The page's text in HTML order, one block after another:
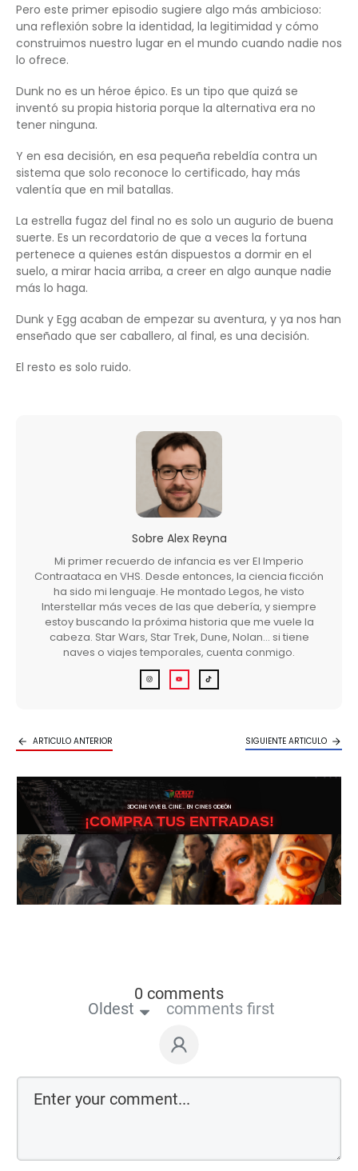
Pero este primer episodio sugiere algo más ambicioso:
una reflexión sobre la identidad, la legitimidad y cómo
construimos nuestro lugar en el mundo cuando nadie nos
lo ofrece.
Dunk no es un héroe épico. Es un tipo que quizá se
inventó su propia historia porque la alternativa era no
tener ninguna.
Y en esa decisión, en esa pequeña rebeldía contra un
sistema que solo reconoce lo certificado, hay más
valentía que en mil batallas.
La estrella fugaz del final no es solo un augurio de buena
suerte. Es un recordatorio de que a veces la fortuna
pertenece a quienes están dispuestos a dormir en el
suelo, a mirar hacia arriba, a creer en algo aunque nadie
más lo haga.
Dunk y Egg acaban de empezar su aventura, y ya nos han
enseñado que ser caballero, al final, es una decisión.
El resto es solo ruido.
Sobre Alex Reyna
Mi primer recuerdo de infancia es ver El Imperio
Contraataca en VHS. Desde entonces, la ciencia ficción
ha sido mi lenguaje. He montado Legos, he visto
Interstellar más veces de las que debería, y siempre
estoy buscando la próxima historia que me vuele la
cabeza. Star Wars, Star Trek, Dune, Nolan… si tiene
naves o viajes temporales, cuenta conmigo.
ARTICULO ANTERIOR SIGUIENTE ARTICULO
3DCINE VIVE EL CINE… EN CINES ODEÓN
¡COMPRA TUS ENTRADAS!
0 comments
Oldest comments first